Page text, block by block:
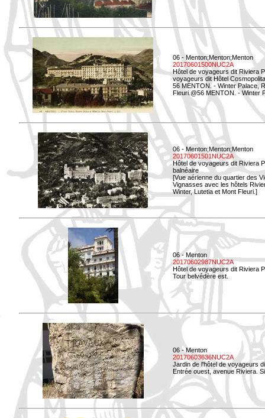
06 - Menton;Menton;Menton
20170601500NUC2A
Hôtel de voyageurs dit Riviera
voyageurs dit Hôtel
56 MENTON. - Winter Palace,
Fleuri.@56 MENTON. - Winter
06 - Menton;Menton;Menton
20170601501NUC2A
Hôtel de voyageurs dit Riviera
balnéaire
[Vue aérienne du quartier des
Vignasses avec les hôtels
Winter, Lutetia et Mont Fleuri.]
06 - Menton
20170602987NUC2A
Hôtel de voyageurs dit Riviera
Tour belvédère est.
06 - Menton
20170603636NUC2A
Jardin de l'hôtel de voyageurs
Entrée ouest, avenue Riviera.